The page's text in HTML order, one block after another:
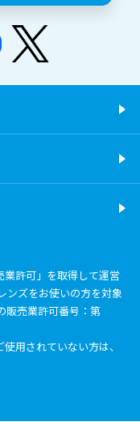
許可」を取得して運営
ンズをお使いの方を対象
販売業許可番号：第
用されていない方は、